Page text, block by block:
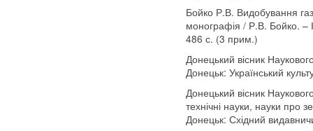
Бойко Р.В. Видобування
монографія / Р.В. Бойко. –
486 с. (3 прим.)
Донецький вісник
Донецьк: Український
Донецький вісник
технічні науки, науки про
Донецьк: Східний